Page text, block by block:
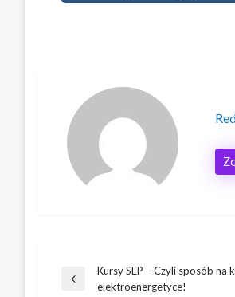
Nawigacja
Poprzedni
Kursy SEP – Czyli sposób na
elektroenergetyce!